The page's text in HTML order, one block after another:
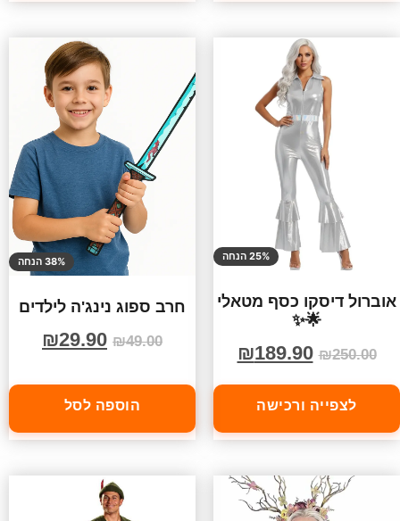
25% הנחה
אוברול דיסקו כסף מטאלי
🌟✨
₪250.00
₪189.90
לצפייה ורכישה
38% הנחה
חרב ספוג נינג'ה לילדים
₪49.00
₪29.90
הוספה לסל